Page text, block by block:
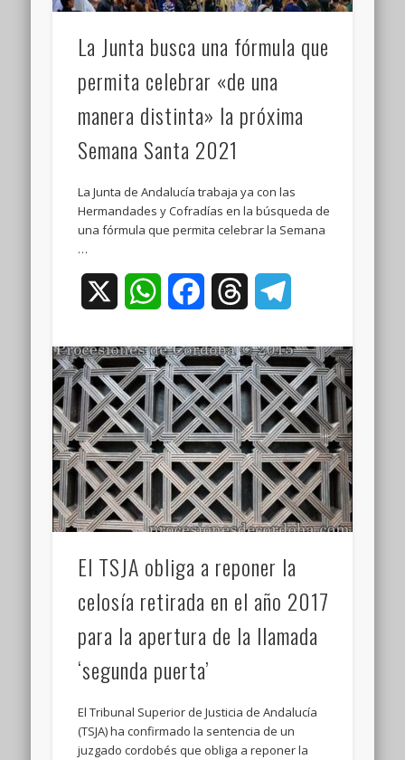
La Junta busca una fórmula que
permita celebrar «de una
manera distinta» la próxima
Semana Santa 2021
La Junta de Andalucía trabaja ya con las
Hermandades y Cofradías en la búsqueda de
una fórmula que permita celebrar la Semana
…
WhatsAppFacebookThreads
El TSJA obliga a reponer la
celosía retirada en el año 2017
para la apertura de la llamada
‘segunda puerta’
El Tribunal Superior de Justicia de Andalucía
(TSJA) ha confirmado la sentencia de un
juzgado cordobés que obliga a reponer la